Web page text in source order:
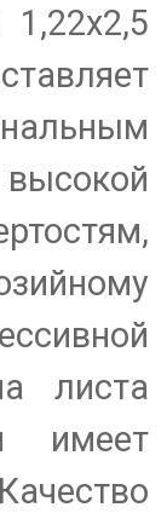
листа
имеет